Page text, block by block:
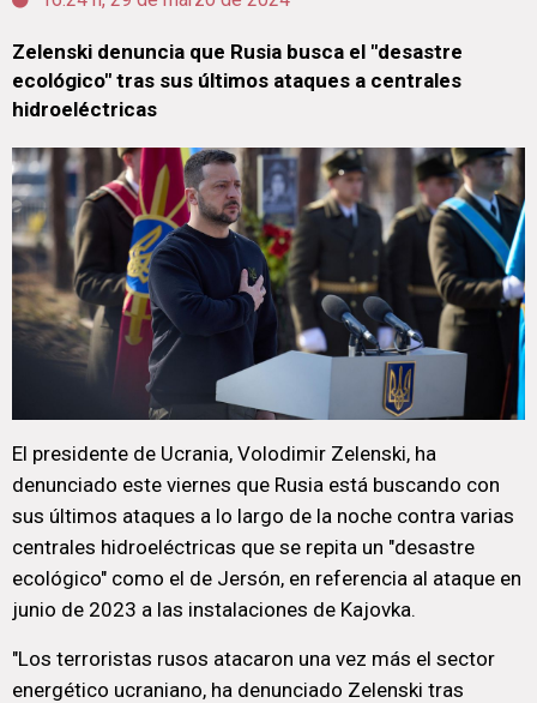
Zelenski denuncia que Rusia busca el "desastre
ecológico" tras sus últimos ataques a centrales
hidroeléctricas
El presidente de Ucrania, Volodimir Zelenski, ha
denunciado este viernes que Rusia está buscando con
sus últimos ataques a lo largo de la noche contra varias
centrales hidroeléctricas que se repita un "desastre
ecológico" como el de Jersón, en referencia al ataque en
junio de 2023 a las instalaciones de Kajovka.
"Los terroristas rusos atacaron una vez más el sector
energético ucraniano, ha denunciado Zelenski tras